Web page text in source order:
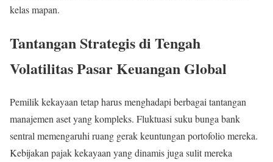
kelas mapan.
Tantangan Strategis di Tengah
Volatilitas Pasar Keuangan Global
Pemilik kekayaan tetap harus menghadapi berbagai tantangan
manajemen aset yang kompleks. Fluktuasi suku bunga bank
sentral memengaruhi ruang gerak keuntungan portofolio mereka.
Kebijakan pajak kekayaan yang dinamis juga sulit mereka